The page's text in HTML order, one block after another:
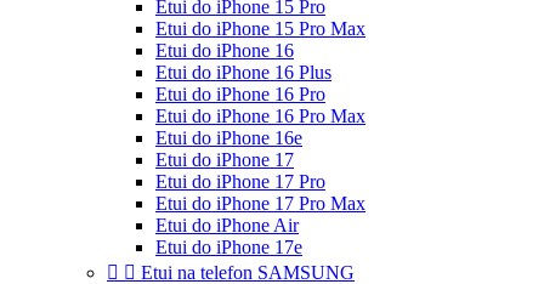
Etui do iPhone 15 Pro
Etui do iPhone 15 Pro Max
Etui do iPhone 16
Etui do iPhone 16 Plus
Etui do iPhone 16 Pro
Etui do iPhone 16 Pro Max
Etui do iPhone 16e
Etui do iPhone 17
Etui do iPhone 17 Pro
Etui do iPhone 17 Pro Max
Etui do iPhone Air
Etui do iPhone 17e
  Etui na telefon SAMSUNG